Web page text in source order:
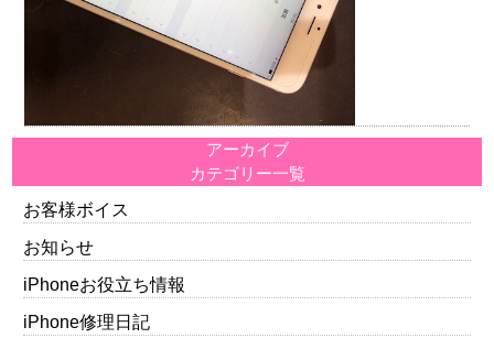
アーカイブ
カテゴリー一覧
お客様ボイス
お知らせ
iPhoneお役立ち情報
iPhone修理日記